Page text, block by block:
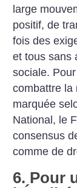
large
positif, de
fois des
et tous sans
sociale.
combattre la
marquée
National, le
consensus
comme de
6. Pour